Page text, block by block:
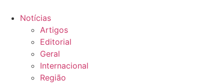
para
conteúdo
Notícias
Artigos
Editorial
Geral
Internacional
Região